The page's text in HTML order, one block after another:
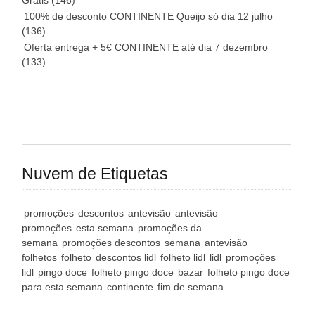
100% de desconto CONTINENTE Queijo só dia 12 julho
(136)
Oferta entrega + 5€ CONTINENTE até dia 7 dezembro
(133)
Nuvem de Etiquetas
promoções descontos antevisão antevisão
promoções esta semana promoções da
semana promoções descontos semana antevisão
folhetos folheto descontos lidl folheto lidl lidl promoções
lidl pingo doce folheto pingo doce bazar folheto pingo doce
para esta semana continente fim de semana